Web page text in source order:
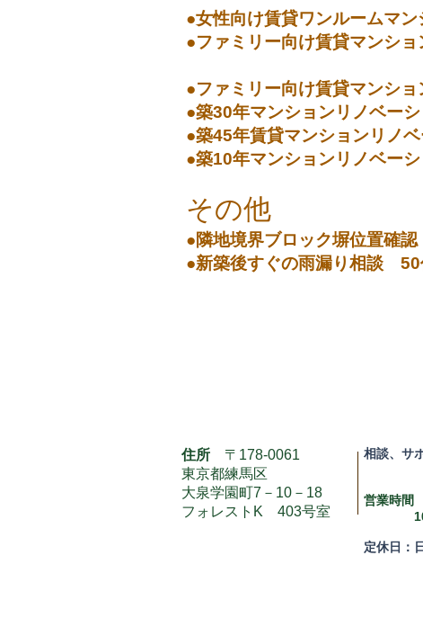
●女性向け賃貸ワンルームマ
●ファミリー向け賃貸マンシ
40代男
●ファミリー向け賃貸マンシ
●築30年マンションリノベー
●築45年賃貸マンションリノ
●築10年マンションリノベー
その他
●隣地境界ブロック塀位置確
●新築後すぐの雨漏り相談 50
住所 〒178-0061
東京都練馬区
大泉学園町7－10－18
フォレストK 403号室
相談、サ
毎週
営業時間
10：
定休日：